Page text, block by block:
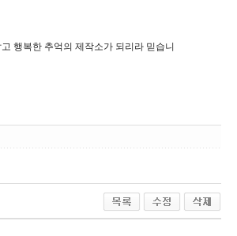
행복한 추억의 제작소가 되리라 믿습니